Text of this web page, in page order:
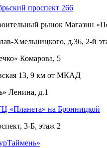
проспект 266
рынок Магазин
Хмельницкого, д.36, 2-й
Комарова, 5
13, 9 км от МКАД
Ленина, д.1
«Планета» на Бронницкой
3-Б, этаж 2